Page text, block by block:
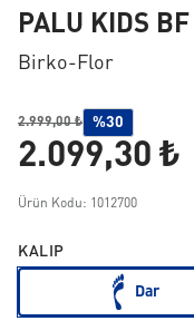
PALU KIDS BF
Birko-Flor
2.999,00 ₺ %30
2.099,30 ₺
Ürün Kodu: 1012700
KALIP
Dar